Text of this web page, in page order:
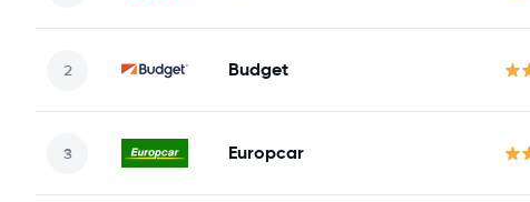
Budget
Europcar